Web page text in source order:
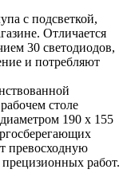
с подсветкой,
Отличается
30 светодиодов,
и потребляют
столе
190 х 155
превосходную
работ.